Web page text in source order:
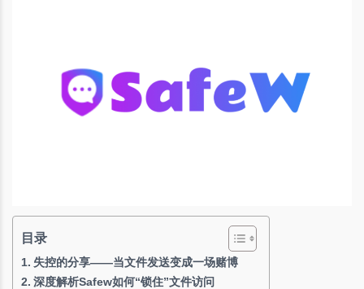
目录
失控的分享——当文件发送变成一场赌博
深度解析Safew如何“锁住”文件访问